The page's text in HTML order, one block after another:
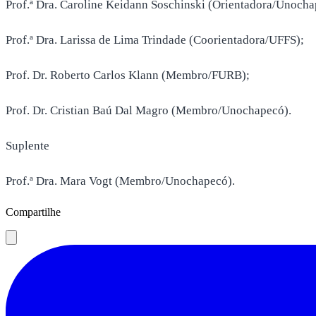
Prof.ª Dra. Caroline Keidann Soschinski (Orientadora/
Prof.ª Dra. Larissa de Lima Trindade (Coorientadora/UFFS);
Prof. Dr. Roberto Carlos Klann (Membro/FURB);
Prof. Dr. Cristian Baú Dal Magro (Membro/Unochapecó).
Suplente
Prof.ª Dra. Mara Vogt (Membro/Unochapecó).
Compartilhe